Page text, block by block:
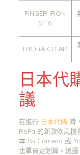
FINGER IRON
ST 6
HYDRA CLEAR
日本代
議
在進行 日本代購時
ReFa 的新款吹風機
本 BicCamera 或
比單買更划算。透